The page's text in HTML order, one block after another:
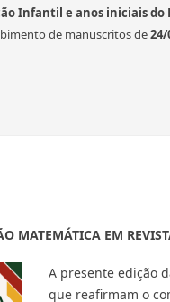
Infantil e anos iniciais do
de manuscritos de24/
MATEMÁTICA EM
A presente edição
que reafirmam o